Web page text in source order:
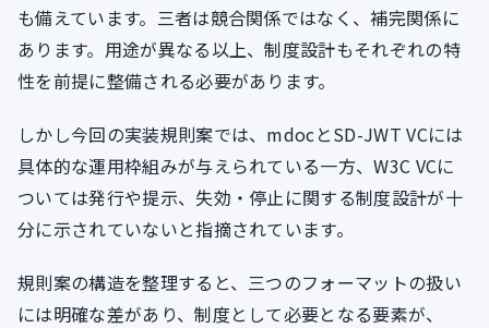
も備えています。三者は競合関係ではなく、補完関係に
あります。用途が異なる以上、制度設計もそれぞれの特
性を前提に整備される必要があります。
しかし今回の実装規則案では、mdocとSD-JWT VCには
具体的な運用枠組みが与えられている一方、W3C VCに
ついては発行や提示、失効・停止に関する制度設計が十
分に示されていないと指摘されています。
規則案の構造を整理すると、三つのフォーマットの扱い
には明確な差があり、制度として必要となる要素が、